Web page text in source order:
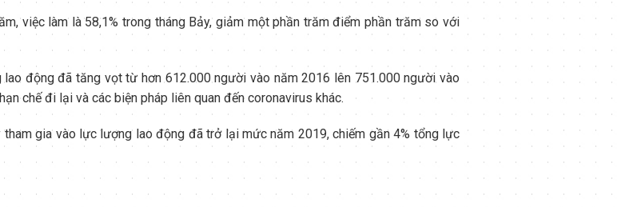
việc làm là 58,1% trong tháng Bảy, giảm một phần trăm điểm phần trăm so với
động đã tăng vọt từ hơn 612.000 người vào năm 2016 lên 751.000 người vào
chế đi lại và các biện pháp liên quan đến coronavirus khác.
gia vào lực lượng lao động đã trở lại mức năm 2019, chiếm gần 4% tổng lực